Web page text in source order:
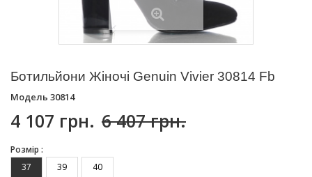
Ботильйони Жіночі Genuin Vivier 30814 Fb
Модель 30814
4 107 грн. 6 407 грн.
Розмір :
37
39 40